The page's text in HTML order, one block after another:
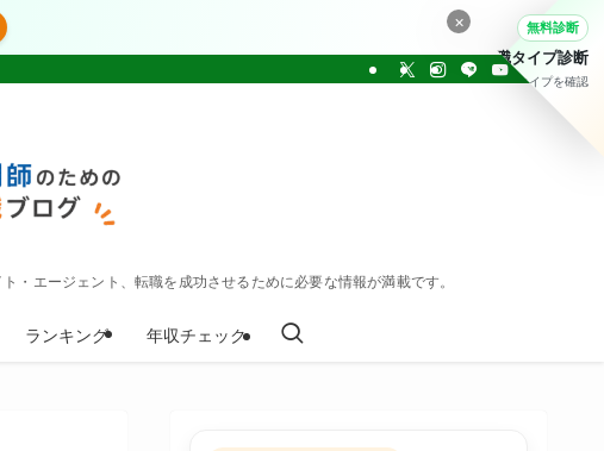
エージェント、転職を成功させるために必要な情報が満載です。
ランキング 年収チェック
× 無料診断
転職タイプ診断
30問でタイプを確認